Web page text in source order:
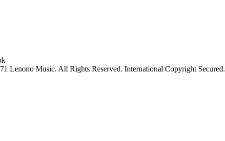
Lenono Music. All Rights Reserved. International Copyright Secured.